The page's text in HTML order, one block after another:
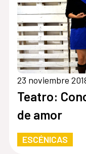
23 noviembre
Teatro:
de amor
ESCÉNICAS